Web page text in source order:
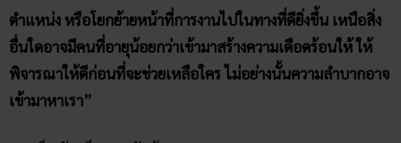
สรุปส่งท้าย
บ้านใครฝนฟ้ากระหน่ำให้ระวังตัวกันดี ๆ แต่ถ้าใคร “ฝันเห็น
พายุ” ก็ขอแสดงความยินดีด้วย! เพราะการฝันเห็นพายุในแต่ละ